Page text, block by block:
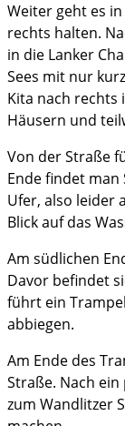
Weiter geht es
rechts halten.
in die Lanker
Sees mit nur
Kita nach rechts
Häusern und
Von der Straße
Ende findet man
Ufer, also leider
Blick auf das
Am südlichen
Davor befindet
führt ein
abbiegen.
Am Ende des
Straße. Nach
zum Wandlitzer